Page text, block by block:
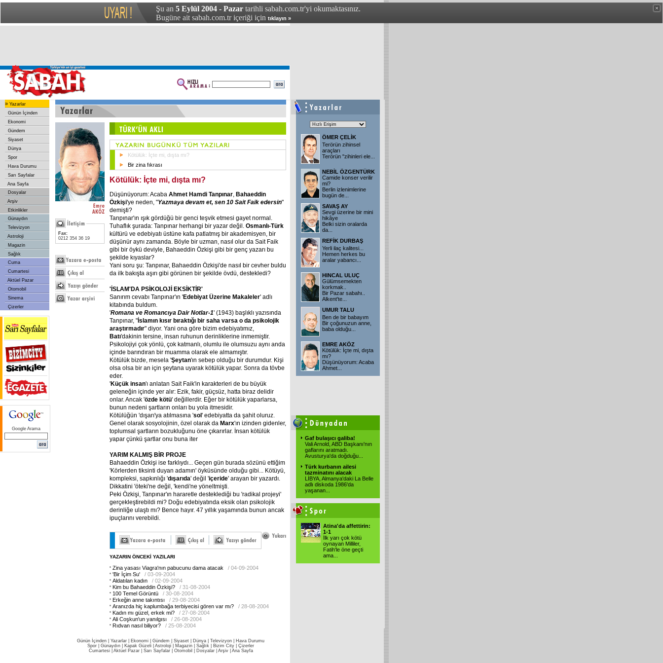
Şu an 5 Eylül 2004 - Pazar tarihli sabah.com.tr'yi okumaktasınız.
Bugüne ait sabah.com.tr içeriği için tıklayın »
» Yazarlar
Günün İçinden
Ekonomi
Gündem
Siyaset
Dünya
Spor
Hava Durumu
Sarı Sayfalar
Ana Sayfa
Dosyalar
Arşiv
Etkinlikler
Günaydın
Televizyon
Astroloji
Magazin
Sağlık
Cuma
Cumartesi
Aktüel Pazar
Otomobil
Sinema
Çizerler
Google Arama
Fax:
0212 354 36 19
Kötülük: İçte mi, dışta mı?
Bir zina fıkrası
Kötülük: İçte mi, dışta mı?
Düşünüyorum: Acaba Ahmet Hamdi Tanpınar Bahaeddin
Özkişi'ye neden, "Yazmaya devam et, sen 10 Sait Faik edersin"
demişti?
Tanpınar'ın ışık gördüğü bir genci teşvik etmesi gayet normal.
Tuhaflık şurada: Tanpınar herhangi bir yazar değil. Osmanlı-Türk
kültürü ve edebiyatı üstüne kafa patlatmış bir akademisyen, bir
düşünür aynı zamanda. Böyle bir uzman, nasıl olur da Sait Faik
gibi bir öykü deviyle, Bahaeddin Özkişi gibi bir genç yazarı bu
şekilde kıyaslar?
Yani soru şu: Tanpınar, Bahaeddin Özkişi'de nasıl bir cevher buldu
da ilk bakışta aşırı gibi görünen bir şekilde övdü, destekledi?
'İSLAM'DA PSİKOLOJİ EKSİKTİR'
Sanırım cevabı Tanpınar'ın 'Edebiyat Üzerine Makaleler' adlı
kitabında buldum.
'Romana ve Romancıya Dair Notlar-1' (1943) başlıklı yazısında
Tanpınar, "İslamın kısır bıraktığı bir saha varsa o da psikolojik
araştırmadır" diyor. Yani ona göre bizim edebiyatımız,
Batı'dakinin tersine, insan ruhunun derinliklerine inmemiştir.
Psikolojiyi çok yönlü, çok katmanlı, olumlu ile olumsuzu aynı anda
içinde barındıran bir muamma olarak ele almamıştır.
Kötülük bizde, mesela 'Şeytan'ın sebep olduğu bir durumdur. Kişi
olsa olsa bir an için şeytana uyarak kötülük yapar. Sonra da tövbe
eder.
'Küçük insan'ı anlatan Sait Faik'in karakterleri de bu büyük
geleneğin içinde yer alır: Ezik, fakir, güçsüz, hatta biraz delidir
onlar. Ancak 'özde kötü' değillerdir. Eğer bir kötülük yaparlarsa,
bunun nedeni şartların onları bu yola itmesidir.
Kötülüğün 'dışarı'ya atılmasına 'sol' edebiyatta da şahit oluruz.
Genel olarak sosyolojinin, özel olarak da Marx'ın izinden gidenler,
toplumsal şartların bozukluğunu öne çıkarırlar. İnsan kötülük
yapar çünkü şartlar onu buna iter
YARIM KALMIŞ BİR PROJE
Bahaeddin Özkişi ise farklıydı... Geçen gün burada sözünü ettiğim
'Körlerden tiksinti duyan adamın' öyküsünde olduğu gibi... Kötüyü,
kompleksi, sapkınlığı 'dışarıda' değil 'içeride' arayan bir yazardı.
Dikkatini 'öteki'ne değil, 'kendi'ne yöneltmişti.
Peki Özkişi, Tanpınar'ın hararetle desteklediği bu 'radikal projeyi'
gerçekleştirebildi mi? Doğu edebiyatında eksik olan psikolojik
derinliğe ulaştı mı? Bence hayır. 47 yıllık yaşamında bunun ancak
ipuçlarını verebildi.
YAZARIN ÖNCEKİ YAZILARI
Zina yasası Viagra'nın pabucunu dama atacak
/ 04-09-2004
'Bir İçim Su'
/ 03-09-2004
Aldatılan kadın
/ 02-09-2004
Kim bu Bahaeddin Özkişi?
/ 31-08-2004
100 Temel Görüntü
/ 30-08-2004
Erkeğin anne takıntısı
/ 29-08-2004
Aranızda hiç kaplumbağa terbiyecisi gören var mı?
/ 28-08-2004
Kadın mı güzel, erkek mi?
/ 27-08-2004
Ali Coşkun'un yanılgısı
/ 26-08-2004
Rıdvan nasıl biliyor?
/ 25-08-2004
ÖMER ÇELİK
Terörün zihinsel
araçları
Terörün "zihinleri ele
NEBİL ÖZGENTÜRK
Camide konser verilir
mi?
Berlin izlenimlerine
bugün de
SAVAŞ AY
Sevgi üzerine bir mini
hikâye
Belki sizin oralarda
da
REFİK DURBAŞ
Yerli ilaç kalitesi...
Hemen herkes bu
aralar yabancı
HINCAL ULUÇ
Gülümsemekten
korkmak..
Bir Pazar sabahı..
Alkent'te
UMUR TALU
Ben de bir babayım
Bir çoğunuzun anne,
baba olduğu...
EMRE AKÖZ
Kötülük: İçte mi, dışta
mı?
Düşünüyorum: Acaba
Ahmet
Gaf bulaşıcı galiba!
Vali Arnold, ABD Başkanı'nın
gaflarını aratmadı.
Avusturya'da doğduğu
Türk kurbanın ailesi
tazminatını alacak
LİBYA, Almanya'daki La Belle
adlı diskoda 1986'da
yaşanan
Atina'da affettirin:
1-1
İlk yarı çok kötü
oynayan Milliler,
Fatih'le öne geçti
ama
Günün İçinden Yazarlar Ekonomi Gündem Siyaset Dünya | Televizyon
Hava Durumu
Spor
Günaydın Kapak Güzeli Astroloji Magazin Sağlık Bizim City
Çizerler
Cumartesi| Aktüel Pazar| Sarı Sayfalar| Otomobil Dosyalar| Arşiv| Ana Sayfa